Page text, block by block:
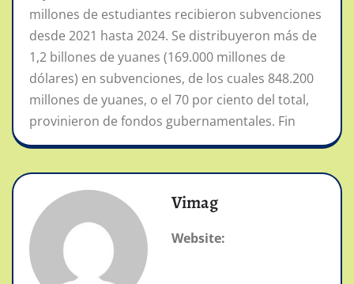
millones de estudiantes recibieron subvenciones
desde 2021 hasta 2024. Se distribuyeron más de
1,2 billones de yuanes (169.000 millones de
dólares) en subvenciones, de los cuales 848.200
millones de yuanes, o el 70 por ciento del total,
provinieron de fondos gubernamentales. Fin
Vimag
Website: